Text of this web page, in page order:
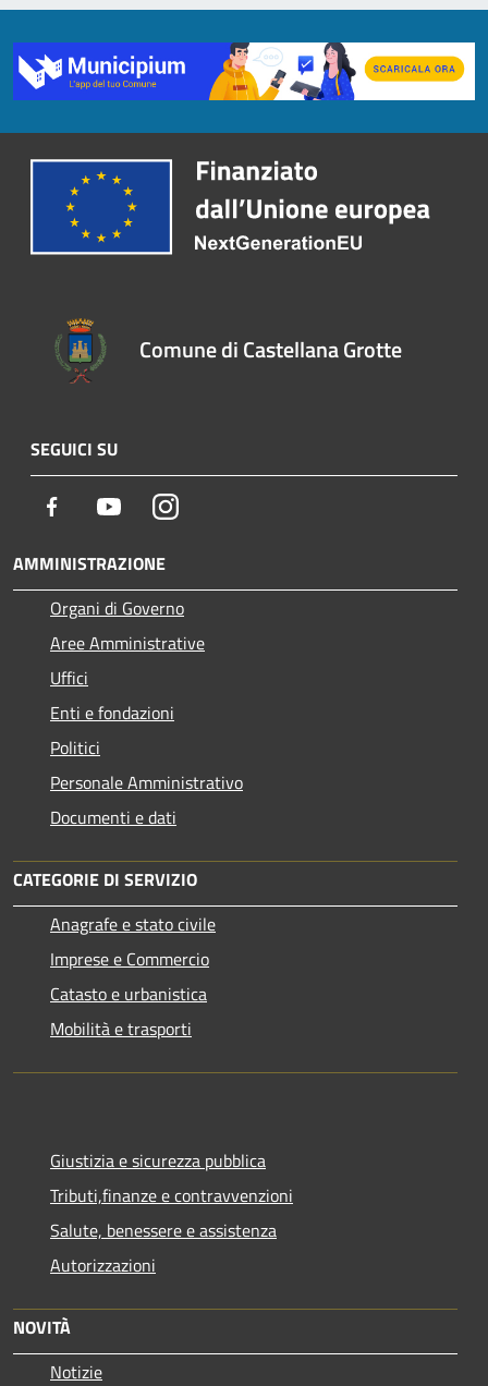
Comune di Castellana Grotte
SEGUICI SU
Facebook YoutubeInstagram
AMMINISTRAZIONE
Organi di Governo
Aree Amministrative
Uffici
Enti e fondazioni
Politici
Personale Amministrativo
Documenti e dati
CATEGORIE DI SERVIZIO
Anagrafe e stato civile
Imprese e Commercio
Catasto e urbanistica
Mobilità e trasporti
Giustizia e sicurezza pubblica
Tributi,finanze e contravvenzioni
Salute, benessere e assistenza
Autorizzazioni
NOVITÀ
Notizie